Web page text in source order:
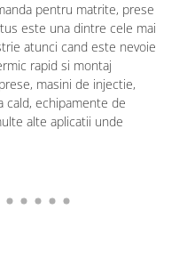
pentru matrite, prese
este una dintre cele mai
atunci cand este nevoie
rapid si montaj
masini de injectie,
cald, echipamente de
alte aplicatii unde